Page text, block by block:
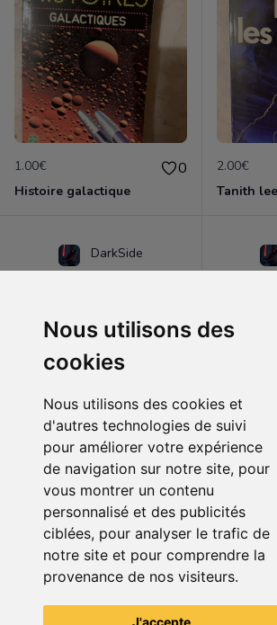
Nous utilisons des
cookies
Nous utilisons des cookies et
d'autres technologies de suivi
pour améliorer votre expérience
de navigation sur notre site, pour
vous montrer un contenu
personnalisé et des publicités
ciblées, pour analyser le trafic de
notre site et pour comprendre la
provenance de nos visiteurs.
J'accepte
1.00€ 0
Histoire galactique
2.00€
Tanith
DarkSide
3.00€ 1
Zombie therapy
2.00€
Voir tous les articles du
Grenier du Geek